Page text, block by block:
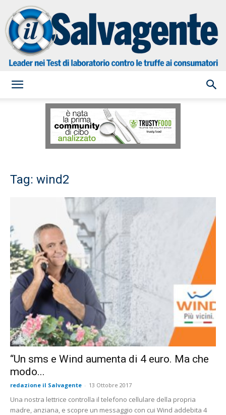
Salvagente
Tag: wind2
“Un sms e Wind aumenta di 4 euro. Ma che
modo...
redazione il Salvagente - 13 Ottobre 2017
Una nostra lettrice controlla il telefono cellulare della propria
madre, anziana, e scopre un messaggio con cui Wind addebita 4